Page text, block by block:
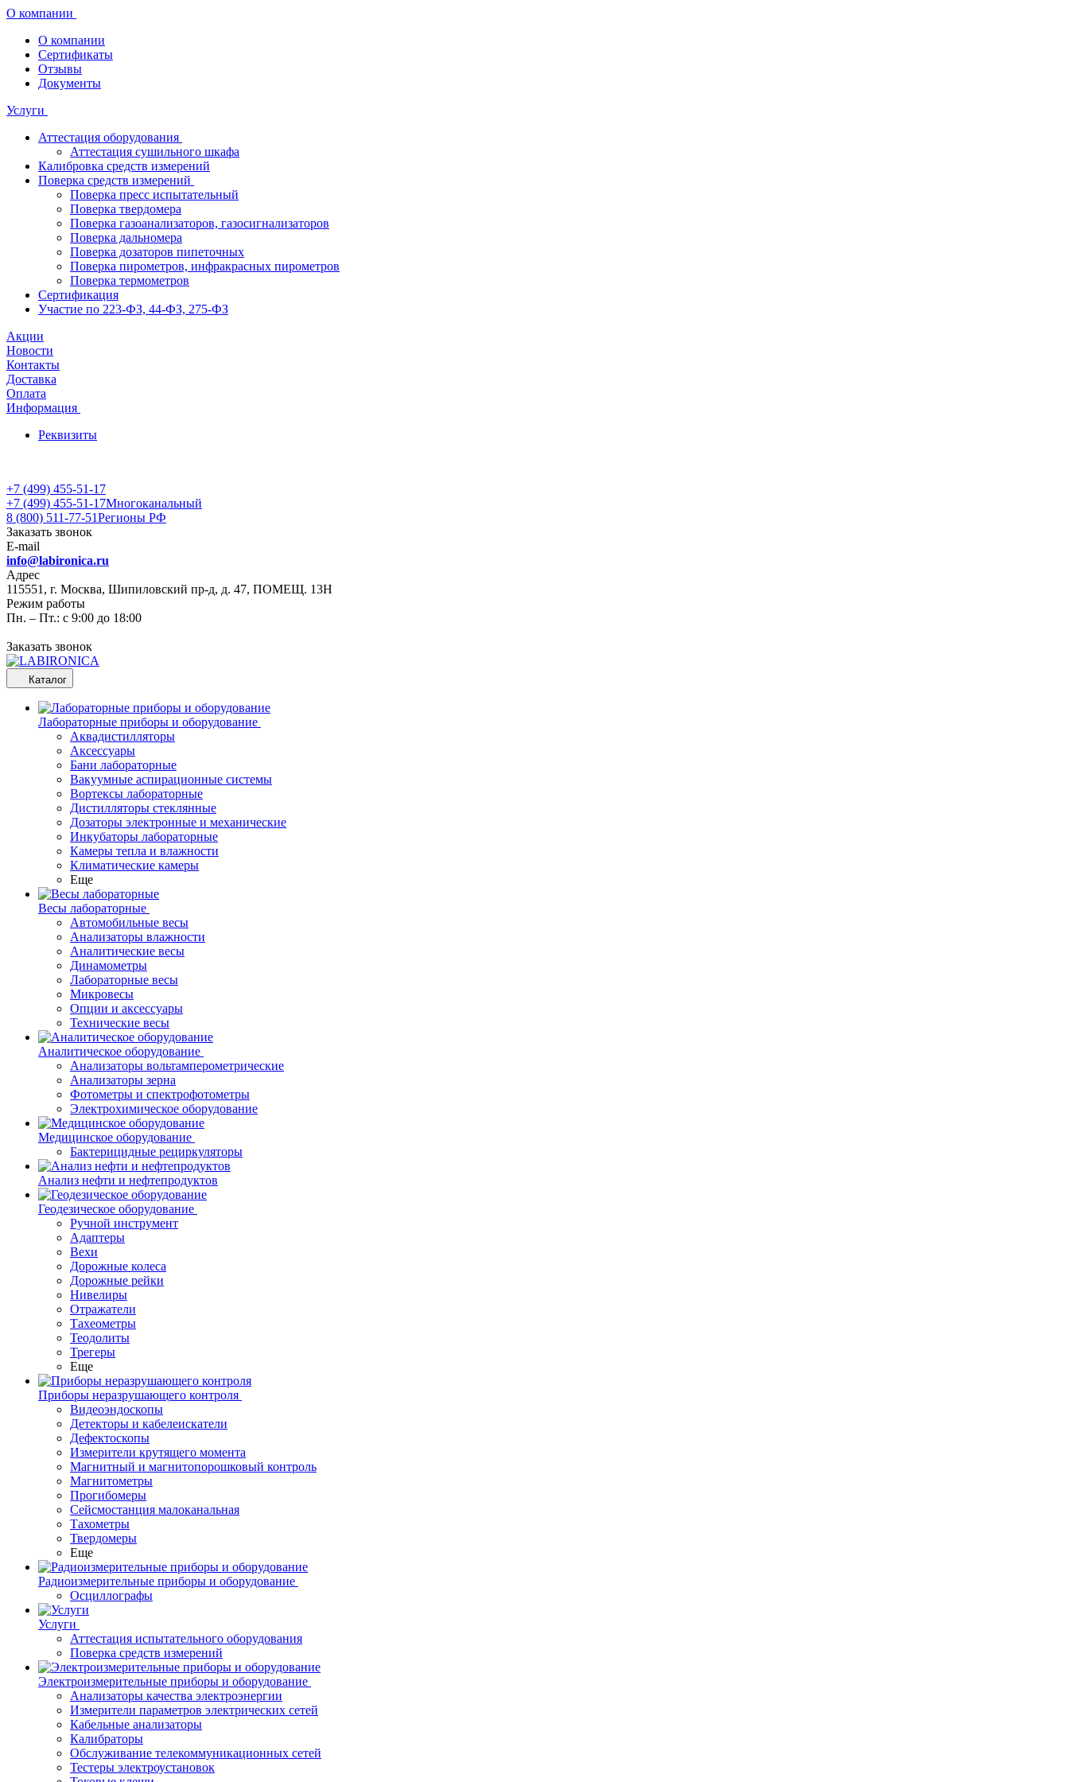
О компании
О компании
Сертификаты
Отзывы
Документы
Услуги
Аттестация оборудования
Аттестация сушильного шкафа
Калибровка средств измерений
Поверка средств измерений
Поверка пресс испытательный
Поверка твердомера
Поверка газоанализаторов, газосигнализаторов
Поверка дальномера
Поверка дозаторов пипеточных
Поверка пирометров, инфракрасных пирометров
Поверка термометров
Сертификация
Участие по 223-ФЗ, 44-ФЗ, 275-ФЗ
Акции
Новости
Контакты
Доставка
Оплата
Информация
Реквизиты
+7 (499) 455-51-17
+7 (499) 455-51-17Многоканальный
8 (800) 511-77-51Регионы РФ
Заказать звонок
E-mail
info@labironica.ru
Адрес
115551, г. Москва, Шипиловский пр-д, д. 47, ПОМЕЩ. 13Н
Режим работы
Пн. – Пт.: с 9:00 до 18:00
Заказать звонок
Каталог
Лабораторные приборы и оборудование
Аквадистилляторы
Аксессуары
Бани лабораторные
Вакуумные аспирационные системы
Вортексы лабораторные
Дистилляторы стеклянные
Дозаторы электронные и механические
Инкубаторы лабораторные
Камеры тепла и влажности
Климатические камеры
Еще
Весы лабораторные
Автомобильные весы
Анализаторы влажности
Аналитические весы
Динамометры
Лабораторные весы
Микровесы
Опции и аксессуары
Технические весы
Аналитическое оборудование
Анализаторы вольтамперометрические
Анализаторы зерна
Фотометры и спектрофотометры
Электрохимическое оборудование
Медицинское оборудование
Бактерицидные рециркуляторы
Анализ нефти и нефтепродуктов
Геодезическое оборудование
Ручной инструмент
Адаптеры
Вехи
Дорожные колеса
Дорожные рейки
Нивелиры
Отражатели
Тахеометры
Теодолиты
Трегеры
Еще
Приборы неразрушающего контроля
Видеоэндоскопы
Детекторы и кабелеискатели
Дефектоскопы
Измерители крутящего момента
Магнитный и магнитопорошковый контроль
Магнитометры
Прогибомеры
Сейсмостанция малоканальная
Тахометры
Твердомеры
Еще
Радиоизмерительные приборы и оборудование
Осциллографы
Услуги
Аттестация испытательного оборудования
Поверка средств измерений
Электроизмерительные приборы и оборудование
Анализаторы качества электроэнергии
Измерители параметров электрических сетей
Кабельные анализаторы
Калибраторы
Обслуживание телекоммуникационных сетей
Тестеры электроустановок